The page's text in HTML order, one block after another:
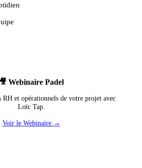
🎥 Webinaire Padel
RH et opérationnels de votre projet avec
Loïc Tap.
Voir le Webinaire →